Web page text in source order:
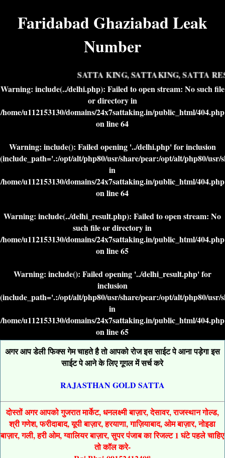
Faridabad Ghaziabad Leak
Number
SATTA KING, SATTAKING, SATTA
Warning: include(../delhi.php): Failed to open stream: No such file
or directory in
/home/u112153130/domains/24x7sattaking.in/public_html/404.php
on line64
Warning: include(): Failed opening '../delhi.php' for inclusion
(include_path='.:/opt/alt/php80/usr/share/pear:/opt/alt/php80/
in
/home/u112153130/domains/24x7sattaking.in/public_html/404.php
on line64
Warning: include(../delhi_result.php): Failed to open stream: No
such file or directory in
/home/u112153130/domains/24x7sattaking.in/public_html/404.php
on line65
Warning: include(): Failed opening '../delhi_result.php' for
inclusion
(include_path='.:/opt/alt/php80/usr/share/pear:/opt/alt/php80/
in
/home/u112153130/domains/24x7sattaking.in/public_html/404.php
on line65
अगर आप डेली फिक्स गेम चाहते है तो आपको रोज इस साईट पे आना पड़ेगा इस
साईट पे आने के लिए गूगल में सर्च करे
RAJASTHAN GOLD SATTA
दोस्तों अगर आपको गुजरात मार्केट, धनलक्ष्मी बाज़ार, देसावर, राजस्थान गोल्ड,
श्री गणेश, फरीदाबाद, यूपी बाज़ार, हरयाणा, गाज़ियाबाद, ओम बाज़ार, नोइडा
बाज़ार, गली, हरी ओम, ग्वालियर बाज़ार, सुपर पंजाब का रिजल्ट 1 घंटे पहले चाहिए
तो कॉल करे-